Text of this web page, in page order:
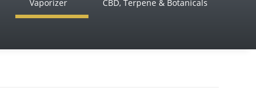
Vaporizer CBD, Terpene & Botanicals